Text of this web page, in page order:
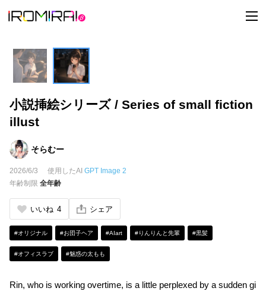
t
o
g
a
小説挿絵シリーズ / Series of small fiction
illust
そらむー
2026/6/3 使用したAI GPT Image 2
年齢制限 全年齢
いいね 4 シェア
#オリジナル #お団子ヘア #AIart #りんりんと先輩 #黒髪
#オフィスラブ #魅惑の太もも
Rin, who is working overtime, is a little perplexed by a sudden gi